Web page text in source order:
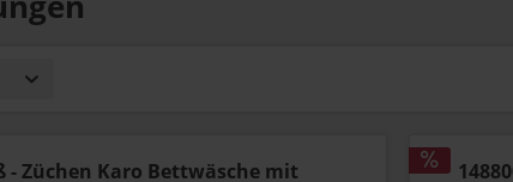
- Züchen Karo Bettwäsche mit